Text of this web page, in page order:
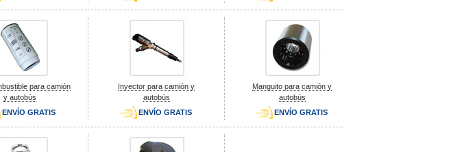
para camión
y autobús
ENVÍO GRATIS
Inyector para camión y
autobús
ENVÍO GRATIS
Manguito para camión y
autobús
ENVÍO GRATIS